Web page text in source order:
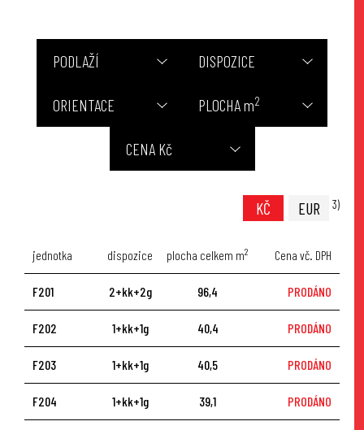
PODLAŽÍ DISPOZICE
ORIENTACE PLOCHA m2
CENA Kč
KČ EUR 3)
jednotka dispozice plocha celkem m2 Cena vč. DPH
F201 2+kk+2g 96,4 PRODÁNO
F202 1+kk+1g 40,4 PRODÁNO
F203 1+kk+1g 40,5 PRODÁNO
F204 1+kk+1g 39,1 PRODÁNO